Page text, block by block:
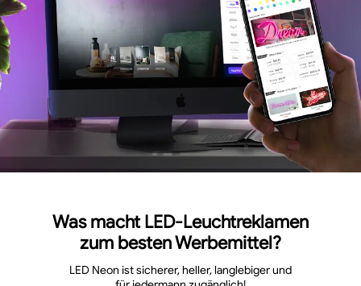
Was macht LED-Leuchtreklamen
zum besten Werbemittel?
LED Neon ist sicherer, heller, langlebiger und